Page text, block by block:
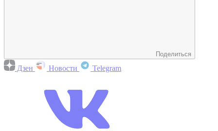
Поделиться
Дзен Новости Telegram